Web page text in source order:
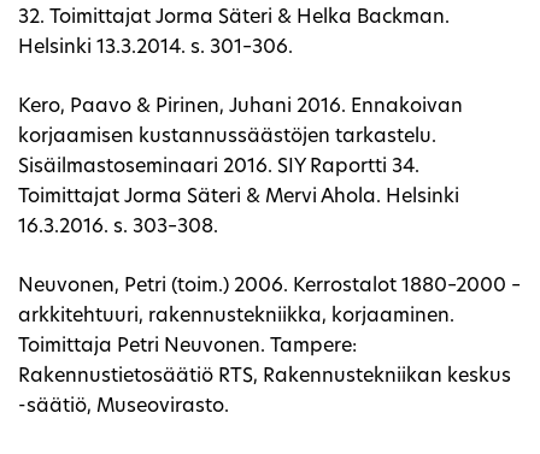
32. Toimittajat Jorma Säteri & Helka Backman.
Helsinki 13.3.2014. s. 301–306.
Kero, Paavo & Pirinen, Juhani 2016. Ennakoivan
korjaamisen kustannussäästöjen tarkastelu.
Sisäilmastoseminaari 2016. SIY Raportti 34.
Toimittajat Jorma Säteri & Mervi Ahola. Helsinki
16.3.2016. s. 303–308.
Neuvonen, Petri (toim.) 2006. Kerrostalot 1880–2000 –
arkkitehtuuri, rakennustekniikka, korjaaminen.
Toimittaja Petri Neuvonen. Tampere:
Rakennustietosäätiö RTS, Rakennustekniikan keskus
-säätiö, Museovirasto.